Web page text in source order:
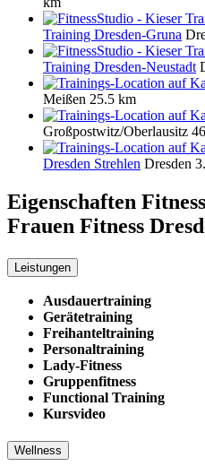
Training Dresden-Gruna
Training Dresden-Neustadt
Meißen 25.5 km
Großpostwitz/Oberlausitz
Dresden Strehlen Dresden
Eigenschaften
Frauen Fitness
Leistungen
Ausdauertraining
Gerätetraining
Freihanteltraining
Personaltraining
Lady-Fitness
Gruppenfitness
Functional Training
Kursvideo
Wellness